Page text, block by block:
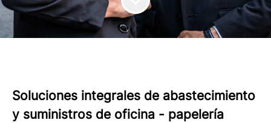
Soluciones integrales de abastecimiento
y suministros de oficina - papelería